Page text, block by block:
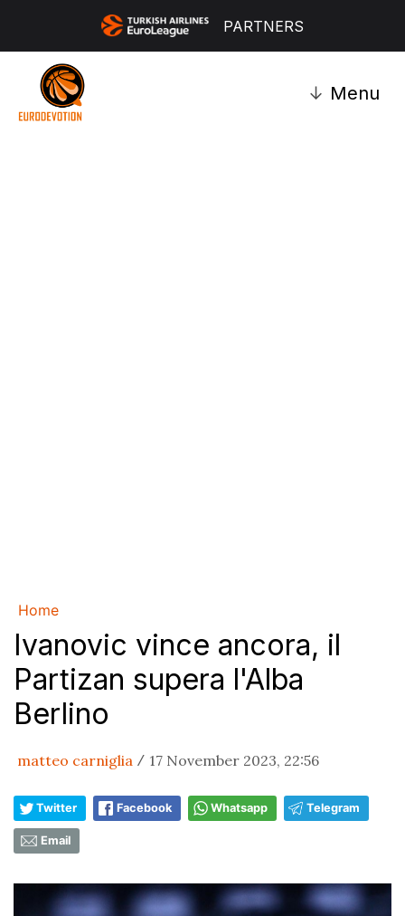
PARTNERS
↓ Menu
Home
Ivanovic vince ancora, il
Partizan supera l'Alba
Berlino
matteo carniglia / 17 November 2023, 22:56
Twitter Facebook Whatsapp Telegram
Email